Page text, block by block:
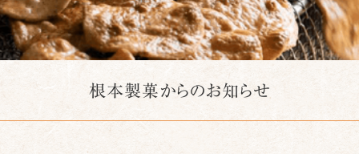
根本製菓からのお知らせ